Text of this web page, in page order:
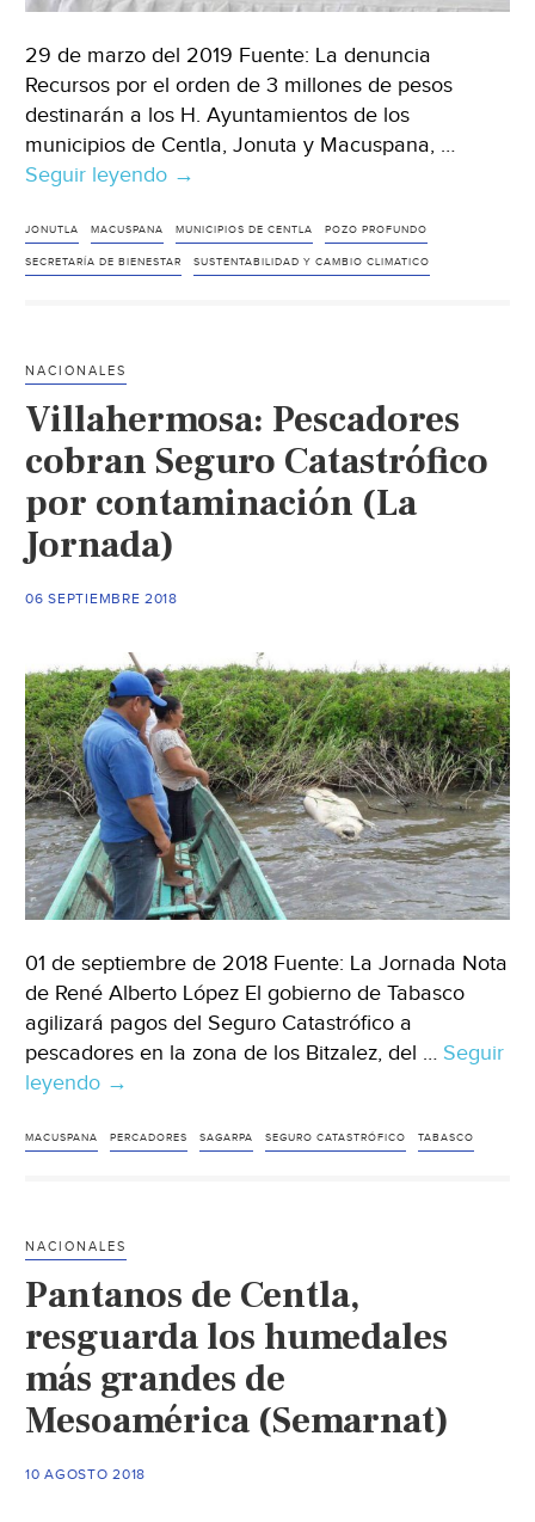
29 de marzo del 2019 Fuente: La denuncia
Recursos por el orden de 3 millones de pesos
destinarán a los H. Ayuntamientos de los
municipios de Centla, Jonuta y Macuspana, …
Seguir leyendo Tabasco:
3
millones
Centla,
y
Macuspana
→
JONUTLA MACUSPANA MUNICIPIOS DE CENTLA POZO PROFUNDO
SECRETARÍA DE BIENESTAR SUSTENTABILIDAD Y CAMBIO CLIMATICO
NACIONALES
Villahermosa: Pescadores
cobran Seguro Catastrófico
por contaminación (La
Jornada)
06 SEPTIEMBRE 2018
01 de septiembre de 2018 Fuente: La Jornada Nota
de René Alberto López El gobierno de Tabasco
agilizará pagos del Seguro Catastrófico a
pescadores en la zona de los Bitzalez, del … Seguir
leyendo Villahermosa:
cobran
contaminación
(La
Jornada)
→
MACUSPANA PERCADORES SAGARPA SEGURO CATASTRÓFICO TABASCO
NACIONALES
Pantanos de Centla,
resguarda los humedales
más grandes de
Mesoamérica (Semarnat)
10 AGOSTO 2018